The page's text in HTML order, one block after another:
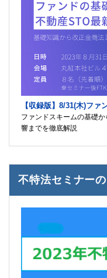
【収録版】8/31(木)フ
ファンドスキームの基礎
響までを徹底解説
不特法セミナー